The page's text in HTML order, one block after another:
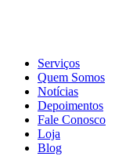
Serviços
Quem Somos
Notícias
Depoimentos
Fale Conosco
Loja
Blog